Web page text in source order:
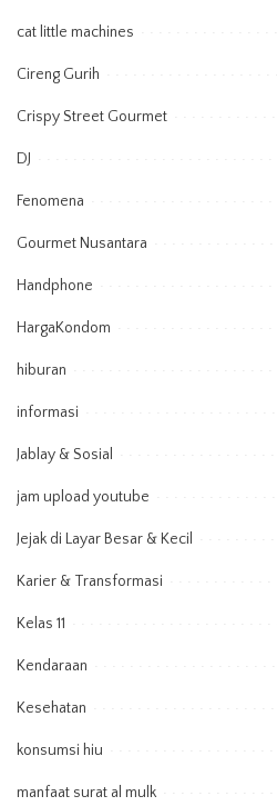
cat little machines
Cireng Gurih
Crispy Street Gourmet
DJ
Fenomena
Gourmet Nusantara
Handphone
HargaKondom
hiburan
informasi
Jablay & Sosial
jam upload youtube
Jejak di Layar Besar & Kecil
Karier & Transformasi
Kelas 11
Kendaraan
Kesehatan
konsumsi hiu
manfaat surat al mulk